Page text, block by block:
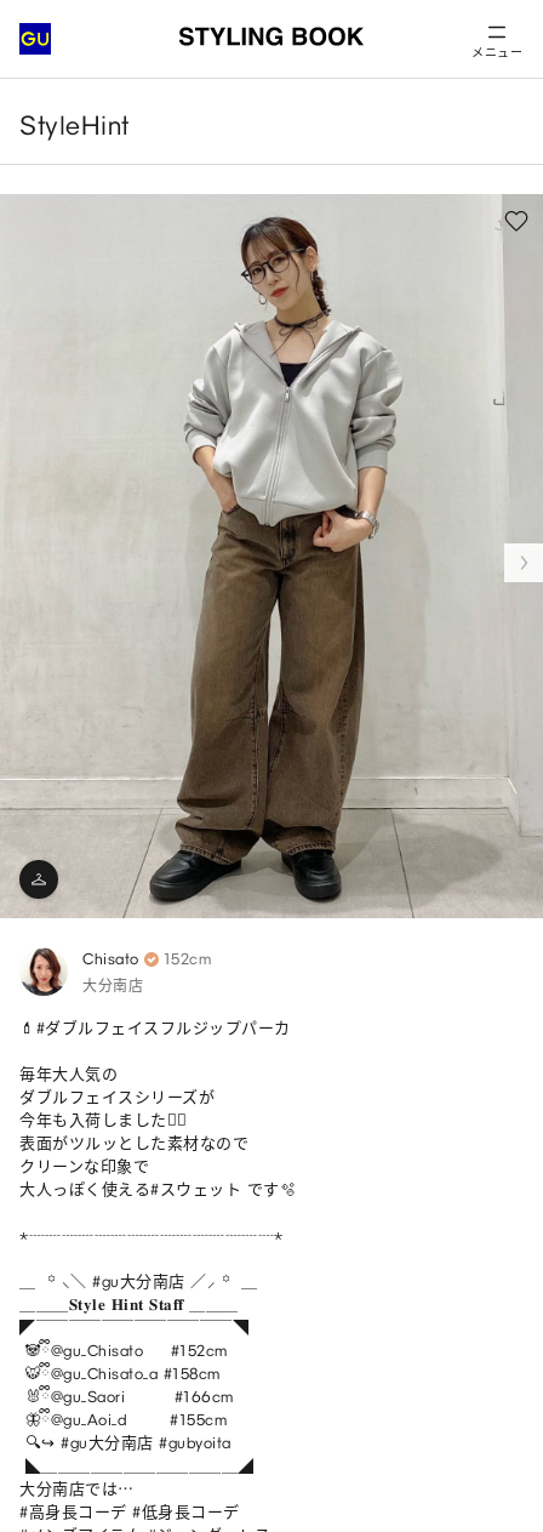
メニュー
StyleHint
Chisato 152cm
大分南店
💄#ダブルフェイスフルジップパーカ
毎年大人気の
ダブルフェイスシリーズが
今年も入荷しました🙆‍♀️
表面がツルッとした素材なので
クリーンな印象で
大人っぽく使える#スウェット です🫧
⋆┈┈┈┈┈┈┈┈┈┈┈┈┈┈┈⋆
＿  ꙳ ⸜＼ #gu大分南店 ／⸝ ꙳  ＿
＿＿＿𝐒𝐭𝐲𝐥𝐞 𝐇𝐢𝐧𝐭 𝐒𝐭𝐚𝐟𝐟 ＿＿＿
◤￣￣￣￣￣￣￣￣￣￣￣￣◥
大分南店では…
#高身長コーデ #低身長コーデ